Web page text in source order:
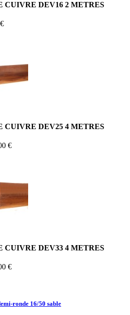
CUIVRE DEV16 2 METRES
CUIVRE DEV25 4 METRES
€
CUIVRE DEV33 4 METRES
€
ronde 16/50 sable